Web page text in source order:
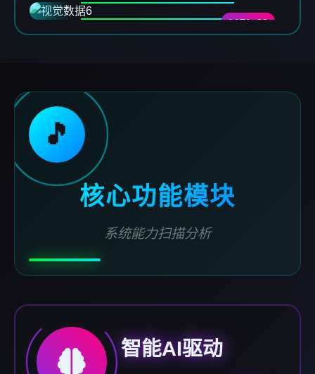
DATA-06
🎵
核心功能模块
系统能力扫描分析
智能AI驱动